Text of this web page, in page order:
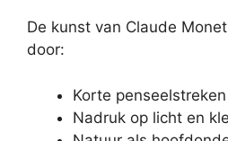
De kunst van Claude
door:
Korte penseelstreken
Nadruk op licht en